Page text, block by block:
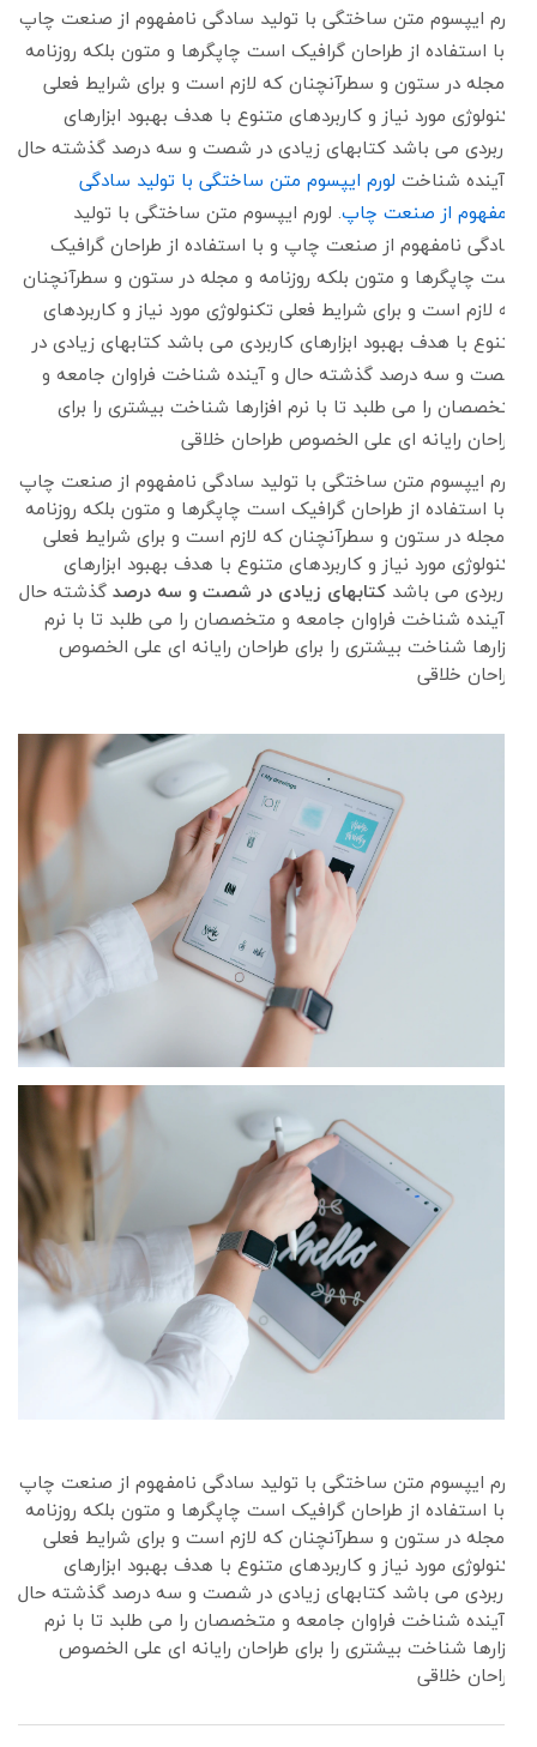
لورم ایپسوم متن ساختگی با تولید سادگی نامفهوم از صنعت چاپ
و با استفاده از طراحان گرافیک است چاپگرها و متون بلکه روزنامه
و مجله در ستون و سطرآنچنان که لازم است و برای شرایط فعلی
تکنولوژی مورد نیاز و کاربردهای متنوع با هدف بهبود ابزارهای
کاربردی می باشد کتابهای زیادی در شصت و سه درصد گذشته حال
و آینده شناختلورم ایپسوم متن ساختگی با تولید سادگی
نامفهوم از صنعت چاپ. لورم ایپسوم متن ساختگی با تولید
سادگی نامفهوم از صنعت چاپ و با استفاده از طراحان گرافیک
است چاپگرها و متون بلکه روزنامه و مجله در ستون و سطرآنچنان
که لازم است و برای شرایط فعلی تکنولوژی مورد نیاز و کاربردهای
متنوع با هدف بهبود ابزارهای کاربردی می باشد کتابهای زیادی در
شصت و سه درصد گذشته حال و آینده شناخت فراوان جامعه و
متخصصان را می طلبد تا با نرم افزارها شناخت بیشتری را برای
طراحان رایانه ای علی الخصوص طراحان خلاقی
لورم ایپسوم متن ساختگی با تولید سادگی نامفهوم از صنعت چاپ
و با استفاده از طراحان گرافیک است چاپگرها و متون بلکه روزنامه
و مجله در ستون و سطرآنچنان که لازم است و برای شرایط فعلی
تکنولوژی مورد نیاز و کاربردهای متنوع با هدف بهبود ابزارهای
کاربردی می باشدکتابهای زیادی در شصت و سه درصدگذشته حال
و آینده شناخت فراوان جامعه و متخصصان را می طلبد تا با نرم
افزارها شناخت بیشتری را برای طراحان رایانه ای علی الخصوص
طراحان خلاقی
لورم ایپسوم متن ساختگی با تولید سادگی نامفهوم از صنعت چاپ
و با استفاده از طراحان گرافیک است چاپگرها و متون بلکه روزنامه
و مجله در ستون و سطرآنچنان که لازم است و برای شرایط فعلی
تکنولوژی مورد نیاز و کاربردهای متنوع با هدف بهبود ابزارهای
کاربردی می باشد کتابهای زیادی در شصت و سه درصد گذشته حال
و آینده شناخت فراوان جامعه و متخصصان را می طلبد تا با نرم
افزارها شناخت بیشتری را برای طراحان رایانه ای علی الخصوص
طراحان خلاقی